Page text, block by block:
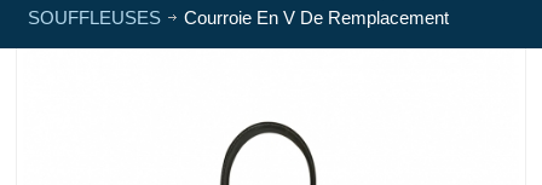
SOUFFLEUSES
Courroie En V De Remplacement